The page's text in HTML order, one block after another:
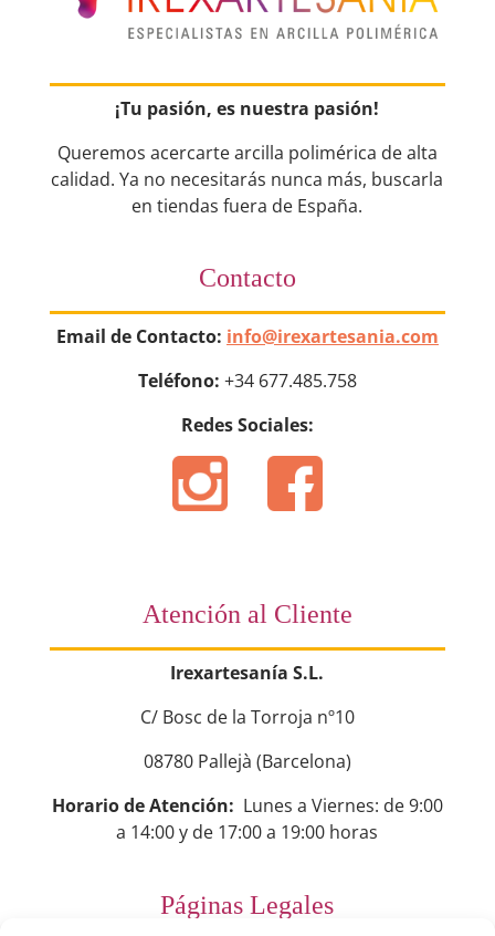
¡Tu pasión, es nuestra pasión!
Queremos acercarte arcilla polimérica de alta
calidad. Ya no necesitarás nunca más, buscarla
en tiendas fuera de España.
Contacto
Email de Contacto: info@irexartesania.com
Teléfono: +34 677.485.758
Redes Sociales:
Atención al Cliente
Irexartesanía S.L.
C/ Bosc de la Torroja nº10
08780 Pallejà (Barcelona)
Horario de Atención: Lunes a Viernes: de 9:00
a 14:00 y de 17:00 a 19:00 horas
Páginas Legales